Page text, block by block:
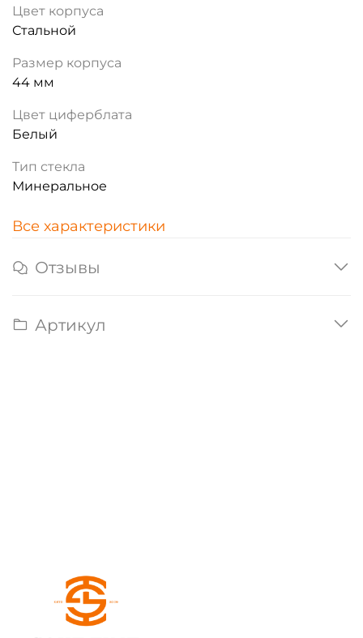
Цвет корпуса
Стальной
Размер корпуса
44 мм
Цвет циферблата
Белый
Тип стекла
Минеральное
Все характеристики
Отзывы
Артикул